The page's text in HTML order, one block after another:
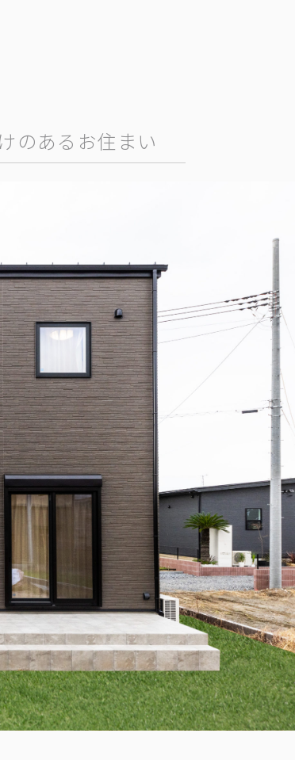
のあるお住まい